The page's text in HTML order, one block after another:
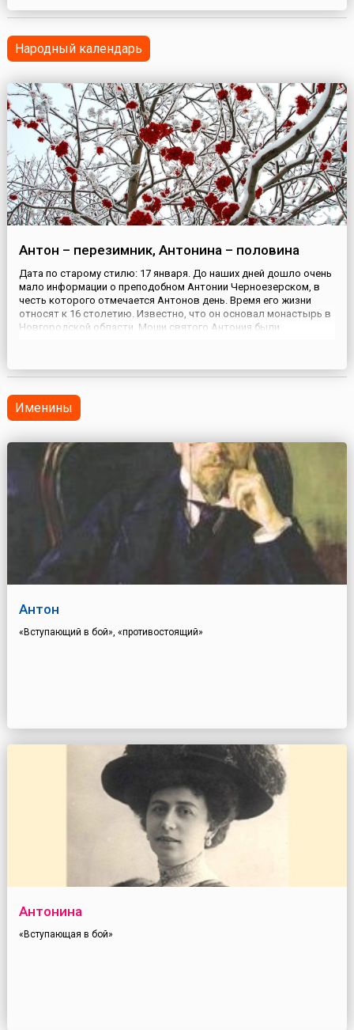
древней священной пещере Хуонг Тич в 15-й день первого
месяца лунног...
Народный календарь
Антон – перезимник, Антонина – половина
Дата по старому стилю: 17 января. До наших дней дошло очень
мало информации о преподобном Антонии Черноезерском, в
честь которого отмечается Антонов день. Время его жизни
относят к 16 столетию. Известно, что он основал монастырь в
Новгородской области. Мощи святого Антония были
еще ...
Именины
Антон
«Вступающий в бой», «противостоящий»
Антонина
«Вступающая в бой»